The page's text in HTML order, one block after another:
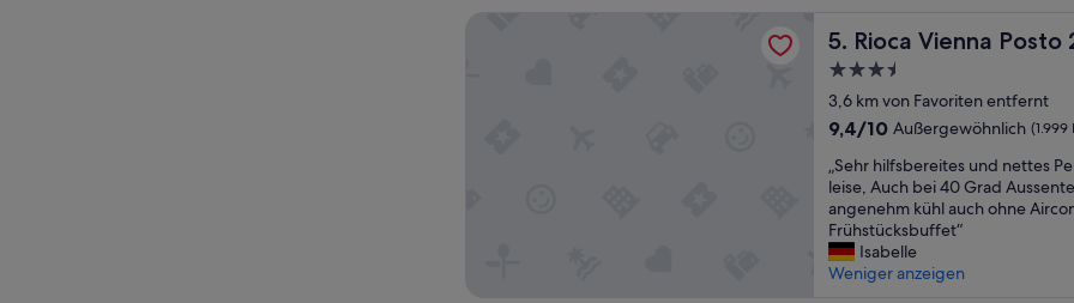
.
U
n
s
e
Z
i
m
m
e
r
i
h
t
s
u
s
z
u
s
e
5. Rioca Vienna Posto
Rioca Vienna Posto 2
3.5-
Sterne-
Unterkunft
3,6 km von Favoriten entfernt
9.4
10,
Außergewöhnlich,
(1.999
Bewertungen)
9,4/10 Außergewöhnlich
„
S
e
h
r
h
„Sehr hilfsbereites und nettes
leise, Auch bei 40 Grad
angenehm kühl auch ohne
Frühstücksbuffet“
Isabelle
Weniger anzeigen